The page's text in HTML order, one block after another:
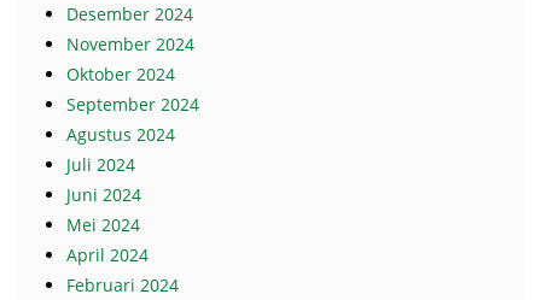
Desember 2024
November 2024
Oktober 2024
September 2024
Agustus 2024
Juli 2024
Juni 2024
Mei 2024
April 2024
Februari 2024